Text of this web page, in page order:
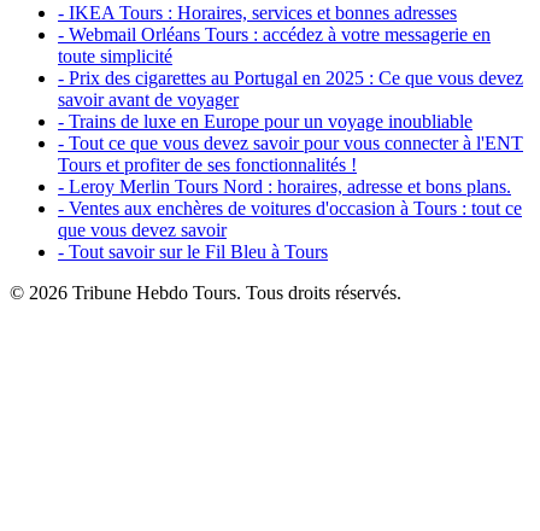
- IKEA Tours : Horaires, services et bonnes adresses
- Webmail Orléans Tours : accédez à votre messagerie en
toute simplicité
- Prix des cigarettes au Portugal en 2025 : Ce que vous devez
savoir avant de voyager
- Trains de luxe en Europe pour un voyage inoubliable
- Tout ce que vous devez savoir pour vous connecter à l'ENT
Tours et profiter de ses fonctionnalités !
- Leroy Merlin Tours Nord : horaires, adresse et bons plans.
- Ventes aux enchères de voitures d'occasion à Tours : tout ce
que vous devez savoir
- Tout savoir sur le Fil Bleu à Tours
© 2026 Tribune Hebdo Tours. Tous droits réservés.